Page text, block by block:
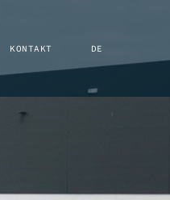
KONTAKT DE